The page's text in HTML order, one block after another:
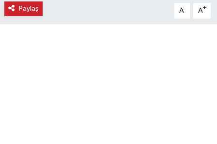
Paylaş A- A+
Kültür & Sanat